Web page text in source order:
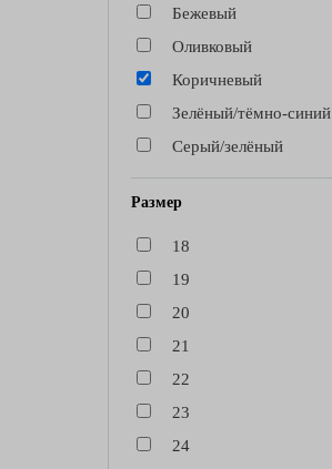
Бежевый
Оливковый
Коричневый
Зелёный/тёмно-синий
Серый/зелёный
Размер
18
19
20
21
22
23
24